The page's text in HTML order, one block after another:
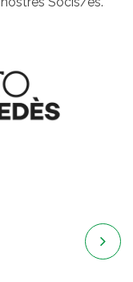
